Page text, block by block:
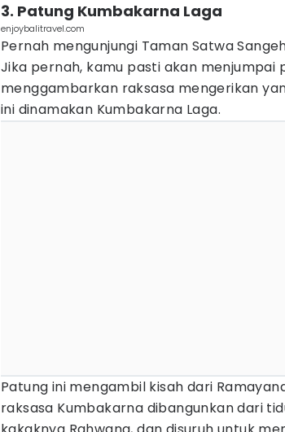
3. Patung Kumbakarna Laga
enjoybalitravel.com
Pernah mengunjungi Taman Satwa
Jika pernah, kamu pasti akan menjumpai
menggambarkan raksasa mengerikan
ini dinamakan Kumbakarna Laga.
Patung ini mengambil kisah dari
raksasa Kumbakarna dibangunkan dari